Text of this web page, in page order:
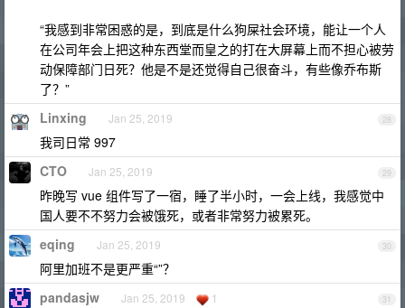
“我感到非常困惑的是，到底是什么狗屎社会环境，能让一个人
在公司年会上把这种东西堂而皇之的打在大屏幕上而不担心被劳
动保障部门日死？他是不是还觉得自己很奋斗，有些像乔布斯
了？”
28
Linxing Jan 25, 2019
我司日常 997
29
CTO Jan 25, 2019
昨晚写 vue 组件写了一宿，睡了半小时，一会上线，我感觉中
国人要不不努力会被饿死，或者非常努力被累死。
30
eqing Jan 25, 2019
阿里加班不是更严重“”？
31
pandasjw Jan 25, 2019 1